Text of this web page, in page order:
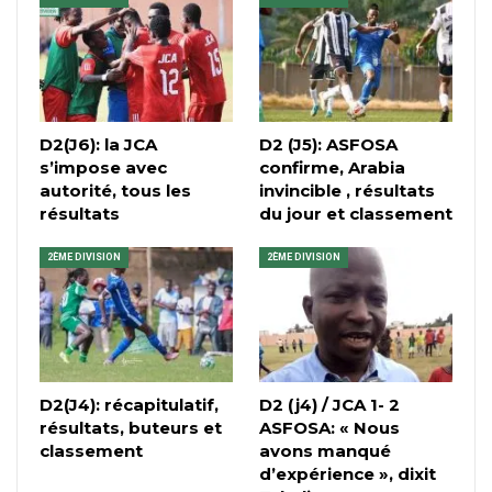
D2(J6): la JCA
s’impose avec
autorité, tous les
résultats
D2 (J5): ASFOSA
confirme, Arabia
invincible , résultats
du jour et classement
2ÈME DIVISION
D2(J4): récapitulatif,
résultats, buteurs et
classement
2ÈME DIVISION
D2 (j4) / JCA 1- 2
ASFOSA: « Nous
avons manqué
d’expérience », dixit